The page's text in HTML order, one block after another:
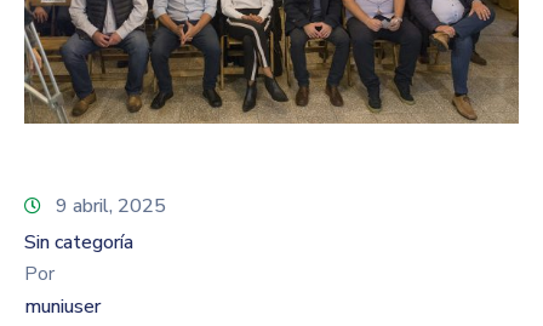
9 abril, 2025
Sin categoría
Por
muniuser